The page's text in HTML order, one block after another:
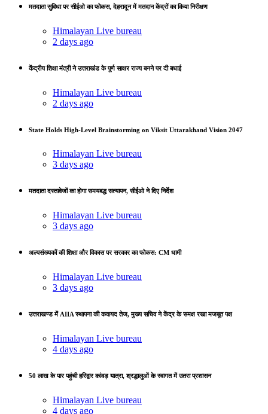
मतदाता सुविधा पर सीईओ का फोकस, देहरादून में मतदान केंद्रों का किया निरीक्षण
Himalayan Live bureau
2 days ago
केंद्रीय शिक्षा मंत्री ने उत्तराखंड के पूर्ण साक्षर राज्य बनने पर दी बधाई
Himalayan Live bureau
2 days ago
State Holds High-Level Brainstorming on Viksit Uttarakhand Vision 2047
Himalayan Live bureau
3 days ago
मतदाता दस्तावेजों का होगा समयबद्ध सत्यापन, सीईओ ने दिए निर्देश
Himalayan Live bureau
3 days ago
अल्पसंख्यकों की शिक्षा और विकास पर सरकार का फोकस: CM धामी
Himalayan Live bureau
3 days ago
उत्तराखण्ड में AIIA स्थापना की कवायद तेज, मुख्य सचिव ने केंद्र के समक्ष रखा मजबूत पक्ष
Himalayan Live bureau
4 days ago
50 लाख के पार पहुंची हरिद्वार कांवड़ यात्रा, श्रद्धालुओं के स्वागत में उतरा प्रशासन
Himalayan Live bureau
4 days ago